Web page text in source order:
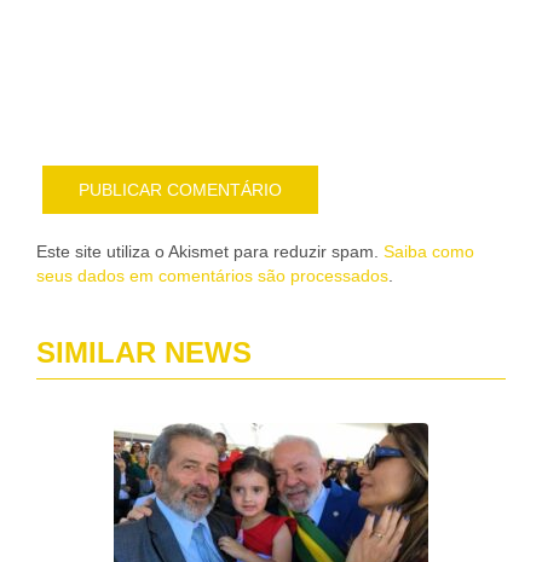
Este site utiliza o Akismet para reduzir spam. Saiba como
seus dados em comentários são processados
SIMILAR NEWS